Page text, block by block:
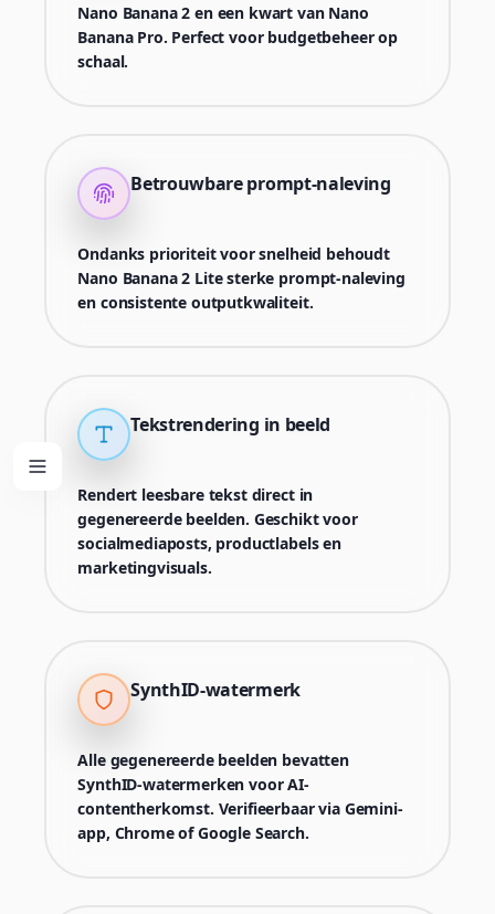
Nano Banana 2 en een kwart van Nano
Banana Pro. Perfect voor budgetbeheer op
schaal.
Betrouwbare prompt-naleving
Ondanks prioriteit voor snelheid behoudt
Nano Banana 2 Lite sterke prompt-naleving
en consistente outputkwaliteit.
Tekstrendering in beeld
Rendert leesbare tekst direct in
gegenereerde beelden. Geschikt voor
socialmediaposts, productlabels en
marketingvisuals.
SynthID-watermerk
Alle gegenereerde beelden bevatten
SynthID-watermerken voor AI-
contentherkomst. Verifieerbaar via Gemini-
app, Chrome of Google Search.